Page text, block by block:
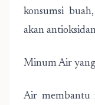
konsumsi
akan
Minum Air
Air membantu